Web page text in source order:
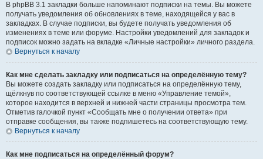
В phpBB 3.1 закладки больше напоминают подписки на темы. Вы можете
получать уведомления об обновлениях в теме, находящейся у вас в
закладках. В случае подписки, вы будете получать уведомления об
изменениях в теме или форуме. Настройки уведомлений для закладок и
подписок можно задать на вкладке «Личные настройки» личного раздела.
Вернуться к началу
Как мне сделать закладку или подписаться на определённую тему?
Вы можете создать закладку или подписаться на определённую тему,
щёлкнув по соответствующей ссылке в меню «Управление темой»,
которое находится в верхней и нижней части страницы просмотра тем.
Отметив галочкой пункт «Сообщать мне о получении ответа» при
отправке сообщения, вы также подпишетесь на соответствующую тему.
Вернуться к началу
Как мне подписаться на определённый форум?